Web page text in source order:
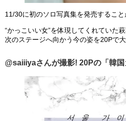
11/30に初のソロ写真集を発売すること
“かっこいい女”を体現してくれていた萩
次のステージへ向かう今の姿を20Pで大
@saiiiyaさんが撮影! 20Pの「韓